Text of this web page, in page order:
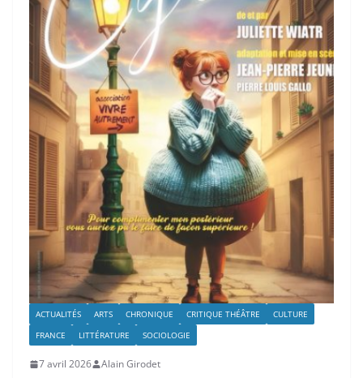
ACTUALITÉS ARTS CHRONIQUE CRITIQUE THÉÂTRE
CULTURE
FRANCE
LITTÉRATURE SOCIOLOGIE
7 avril 2026 Alain Girodet